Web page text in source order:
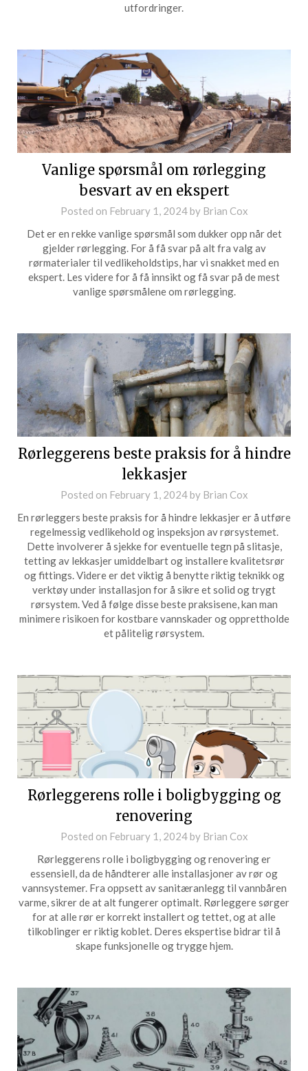
utfordringer.
Vanlige spørsmål om rørlegging
besvart av en ekspert
Posted on February 1, 2024by Brian Cox
Det er en rekke vanlige spørsmål som dukker opp når det
gjelder rørlegging. For å få svar på alt fra valg av
rørmaterialer til vedlikeholdstips, har vi snakket med en
ekspert. Les videre for å få innsikt og få svar på de mest
vanlige spørsmålene om rørlegging.
Rørleggerens beste praksis for å hindre
lekkasjer
Posted on February 1, 2024by Brian Cox
En rørleggers beste praksis for å hindre lekkasjer er å utføre
regelmessig vedlikehold og inspeksjon av rørsystemet.
Dette involverer å sjekke for eventuelle tegn på slitasje,
tetting av lekkasjer umiddelbart og installere kvalitetsrør
og fittings. Videre er det viktig å benytte riktig teknikk og
verktøy under installasjon for å sikre et solid og trygt
rørsystem. Ved å følge disse beste praksisene, kan man
minimere risikoen for kostbare vannskader og opprettholde
et pålitelig rørsystem.
Rørleggerens rolle i boligbygging og
renovering
Posted on February 1, 2024by Brian Cox
Rørleggerens rolle i boligbygging og renovering er
essensiell, da de håndterer alle installasjoner av rør og
vannsystemer. Fra oppsett av sanitæranlegg til vannbåren
varme, sikrer de at alt fungerer optimalt. Rørleggere sørger
for at alle rør er korrekt installert og tettet, og at alle
tilkoblinger er riktig koblet. Deres ekspertise bidrar til å
skape funksjonelle og trygge hjem.